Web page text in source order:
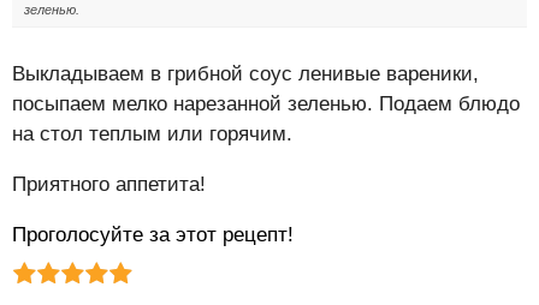
зеленью.
Выкладываем в грибной соус ленивые вареники,
посыпаем мелко нарезанной зеленью. Подаем блюдо
на стол теплым или горячим.
Приятного аппетита!
Проголосуйте за этот рецепт!
Рейтинг статьи: